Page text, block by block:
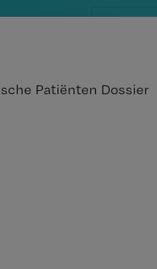
Patiënten Dossier